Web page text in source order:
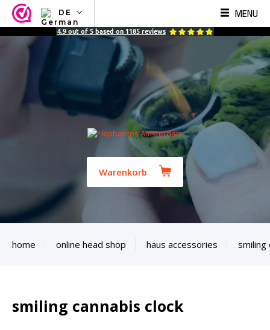
DE
NL
ES
MENU
4.9 out of 5 based on 1185 reviews
Warenkorb
home online head shop haus accessories smiling
smiling cannabis clock